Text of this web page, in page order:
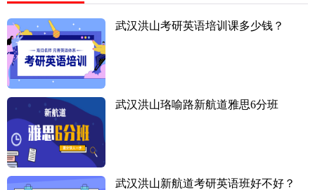
武汉洪山考研英语培训课多少钱？
武汉洪山珞喻路新航道雅思6分班
武汉洪山新航道考研英语班好不好？